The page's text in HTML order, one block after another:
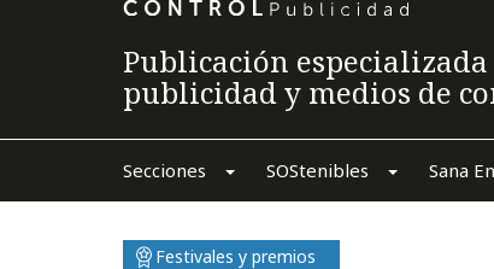
Publicación
publicidad y medios de
Secciones SOStenibles Sana
Festivales y premios